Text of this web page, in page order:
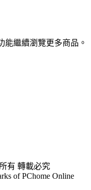
能繼續瀏覽更多商品。
有 轉載必究
of PChome Online